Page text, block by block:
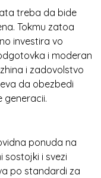
treba da bide
Tokmu zatoa
investira vo
i moderan
i zadovolstvo
da obezbedi
generacii.
ponuda na
i svezi
po standardi za